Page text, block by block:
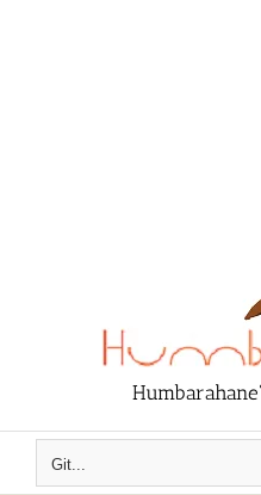
Git...